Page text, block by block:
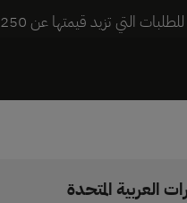
مجاني عالميًا للطلبات التي تزيد قيمتها عن 600 درهم إماراتي.
العربية المتحدة